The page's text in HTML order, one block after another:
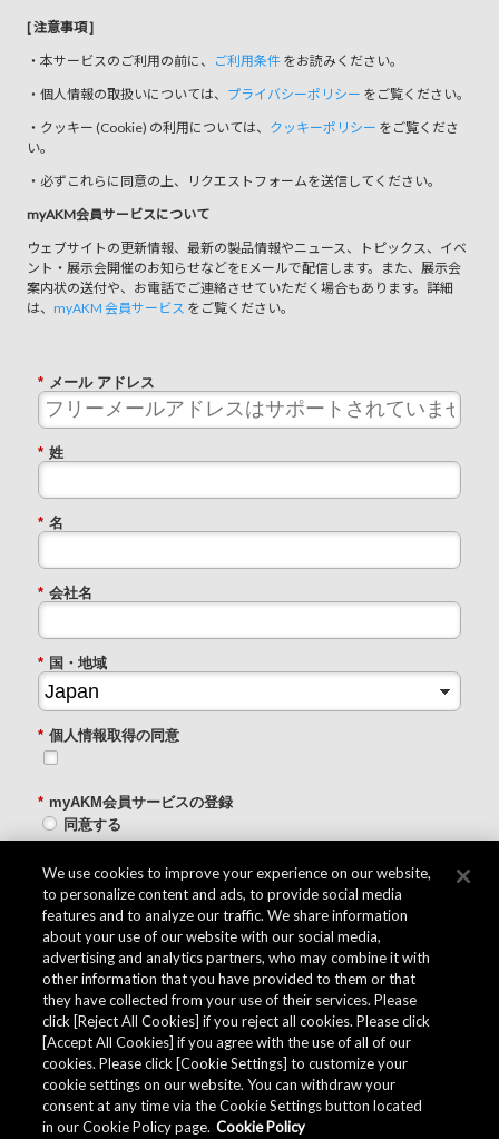
[ 注意事項 ]
・本サービスのご利用の前に、
ご利用条件 をお読みください。
・個人情報の取扱いについては、 プライバシーポリシー をご覧ください。
・クッキー (Cookie) の利用については、 クッキーポリシー をご覧くださ
い。
・必ずこれらに同意の上、リクエストフォームを送信してください。
myAKM会員サービスについて
ウェブサイトの更新情報、最新の製品情報やニュース、トピックス、イベ
ント・展示会開催のお知らせなどをEメールで配信します。また、展示会
案内状の送付や、お電話でご連絡させていただく場合もあります。詳細
は、 myAKM 会員サービス をご覧ください。
* メール アドレス
* 姓
* 名
* 会社名
* 国・地域
* 個人情報取得の同意
* myAKM会員サービスの登録
同意する
送信する
品質データ
AKM グループでは品質データを用意しています。
We use cookies to improve your experience on our website,
to personalize content and ads, to provide social media
features and to analyze our traffic. We share information
about your use of our website with our social media,
advertising and analytics partners, who may combine it with
other information that you have provided to them or that
they have collected from your use of their services. Please
click [Reject All Cookies] if you reject all cookies. Please click
[Accept All Cookies] if you agree with the use of all of our
cookies. Please click [Cookie Settings] to customize your
cookie settings on our website. You can withdraw your
consent at any time via the Cookie Settings button located
in our Cookie Policy page. Cookie Policy